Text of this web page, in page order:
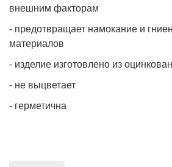
внешним факторам
- предотвращает намокание и
материалов
- изделие изготовлено из
- не выцветает
- герметична